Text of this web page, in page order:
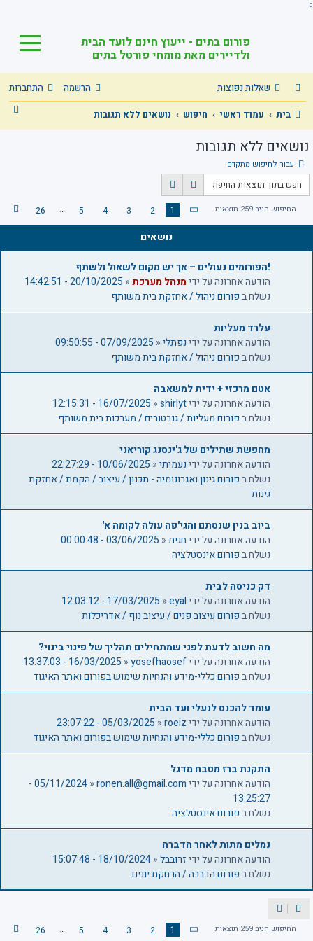
כ
פורום בתים - ייעוץ חינם לועד הבית
ולדיירים מאת מומחי פורטל בתים
שאלות נפוצות התחברות
הרשמה
בית
עמוד ראשי חיפוש נושאים ללא תגובות
י
נושאים ללא תגובות
עבור לחיפוש מתקדם
ח
פ
ו
ח
י
פ
ו
ש
מ
ת
ק
ם
החיפוש הניב 259 תוצאות
ד
ף
ת
1
2
3
4
5
…
26
ב
נושאים
!הפורומים נעולים – אך יש מקום לשאול ולשתף
הודעה אחרונה על ידימנהל מערכת«
20/10/2025 - 14:42:51
נשלח בפורום ניהול / אחזקת בית משותף
עלרד מעליות
הודעה אחרונה על ידינפתלי«
07/09/2025 - 09:50:55
נשלח בפורום ניהול / אחזקת בית משותף
אטם מרכזי + ידית למשאבה
הודעה אחרונה על ידיshirlyt
«
16/07/2025 - 12:15:31
נשלח בפורום מעליות / גנרטורים / מערכות בית משותף
מחפשת שתילים של ג'ינסנג קוריאני
הודעה אחרונה על ידינעמיתי«
10/06/2025 - 22:27:29
נשלח בפורום גינון ואגרונומיה - תכנון / עיצוב / הקמת / אחזקת
גינות
ביוב בנין שנסתם והגי'פה עולה לקומה א'
הודעה אחרונה על ידיחגית«
03/06/2025 - 00:00:48
נשלח בפורום אינסטלציה
דק כניסה לבית
הודעה אחרונה על ידיeyal
«
17/03/2025 - 12:03:12
נשלח בפורום עיצוב פנים / עיצוב נוף / אדריכלות
מה חשוב לדעת לפני שמתחילים תהליך של פינוי בינוי?
הודעה אחרונה על ידיyosefhaosef
«
16/03/2025 - 13:37:03
נשלח בפורום כללי-מידע והנחיות שימוש בפורום ואתר האיגוד
עומד להכנס לנעלי ועד הבית
הודעה אחרונה על ידיroeiz
«
05/03/2025 - 23:07:22
נשלח בפורום כללי-מידע והנחיות שימוש בפורום ואתר האיגוד
התקנת ברז מטבח מדגל
הודעה אחרונה על ידיronen.all@gmail.com
«
05/11/2024 -
13:25:27
נשלח בפורום אינסטלציה
נמלים מתות לאחר הדברה
הודעה אחרונה על ידיזרובבל«
18/10/2024 - 15:07:48
נשלח בפורום הדברה / הרחקת יונים
החיפוש הניב 259 תוצאות ד 1
2
3
4
5
…
26